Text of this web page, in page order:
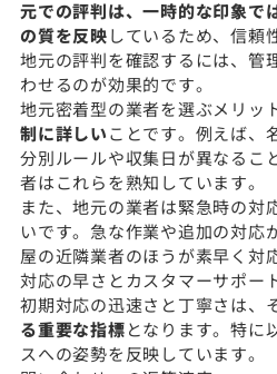
元での評判は、一時的な印象で
の質を反映しているため、信頼
地元の評判を確認するには、管
わせるのが効果的です。
地元密着型の業者を選ぶメリット
制に詳しいことです。例えば、
分別ルールや収集日が異なるこ
者はこれらを熟知しています。
また、地元の業者は緊急時の対
いです。急な作業や追加の対応
屋の近隣業者のほうが素早く対
対応の早さとカスタマーサポー
初期対応の迅速さと丁寧さは、
る重要な指標となります。特に
スへの姿勢を反映しています。